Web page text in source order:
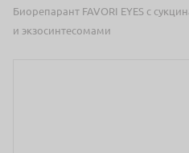
Биорепарант FAVORI EYES с
и экзосинтесомами